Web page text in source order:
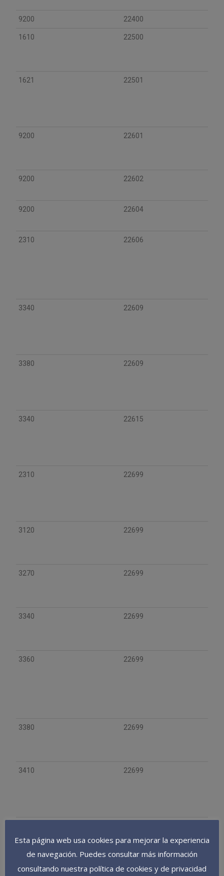
9200 22400
1610 22500
1621 22501
9200 22601
9200 22602
9200 22604
2310 22606
3340 22609
3380 22609
3340 22615
2310 22699
3120 22699
3270 22699
3340 22699
3360 22699
3380 22699
3410 22699
4311 22699
Esta página web usa cookies para mejorar la experiencia
de navegación. Puedes consultar más información
consultando nuestra política de cookies y de privacidad